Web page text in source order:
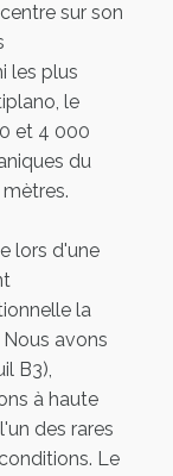
sur son
les plus
le
et 4 000
du
lors d'une
la
avons
B3),
à haute
des rares
Le